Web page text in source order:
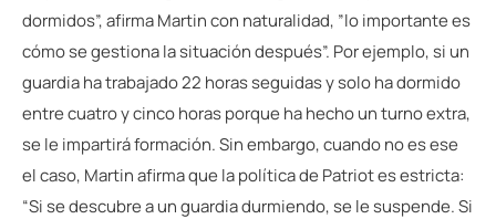
dormidos”, afirma Martin con naturalidad, ”lo importante es
cómo se gestiona la situación después”. Por ejemplo, si un
guardia ha trabajado 22 horas seguidas y solo ha dormido
entre cuatro y cinco horas porque ha hecho un turno extra,
se le impartirá formación. Sin embargo, cuando no es ese
el caso, Martin afirma que la política de Patriot es estricta:
“Si se descubre a un guardia durmiendo, se le suspende. Si